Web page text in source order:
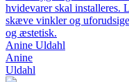
hvidevarer skal installeres.
skæve vinkler og
og æstetisk.
Anine Uldahl
Anine
Uldahl